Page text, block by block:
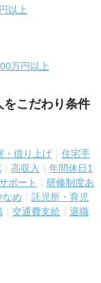
以上
万円以上
をこだわり条件
・借り上げ
住宅手
高収入
年間休日1
ポート
研修制度あ
なめ
託児所・育児
交通費支給
退職